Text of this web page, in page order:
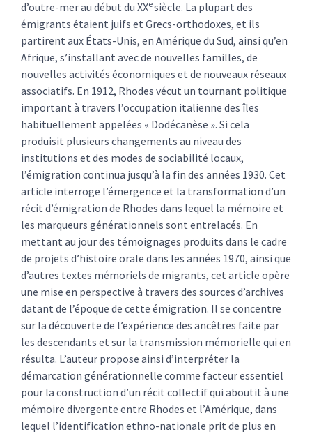
d’outre-mer au début du XXesiècle. La plupart des
émigrants étaient juifs et Grecs-orthodoxes, et ils
partirent aux États-Unis, en Amérique du Sud, ainsi qu’en
Afrique, s’installant avec de nouvelles familles, de
nouvelles activités économiques et de nouveaux réseaux
associatifs. En 1912, Rhodes vécut un tournant politique
important à travers l’occupation italienne des îles
habituellement appelées « Dodécanèse ». Si cela
produisit plusieurs changements au niveau des
institutions et des modes de sociabilité locaux,
l’émigration continua jusqu’à la fin des années 1930. Cet
article interroge l’émergence et la transformation d’un
récit d’émigration de Rhodes dans lequel la mémoire et
les marqueurs générationnels sont entrelacés. En
mettant au jour des témoignages produits dans le cadre
de projets d’histoire orale dans les années 1970, ainsi que
d’autres textes mémoriels de migrants, cet article opère
une mise en perspective à travers des sources d’archives
datant de l’époque de cette émigration. Il se concentre
sur la découverte de l’expérience des ancêtres faite par
les descendants et sur la transmission mémorielle qui en
résulta. L’auteur propose ainsi d’interpréter la
démarcation générationnelle comme facteur essentiel
pour la construction d’un récit collectif qui aboutit à une
mémoire divergente entre Rhodes et l’Amérique, dans
lequel l’identification ethno-nationale prit de plus en